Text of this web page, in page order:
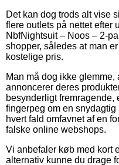
Det kan dog trods alt vise
flere outlets på nettet efter
NbfNightsuit – Noos – 2-
shopper, således at man
kostelige pris.
Man må dog ikke
annoncerer deres
besynderligt
fingerpeg om en
hvert fald omfavnet af en
falske online webshops.
Vi anbefaler køb med kort
alternativ kunne du drage